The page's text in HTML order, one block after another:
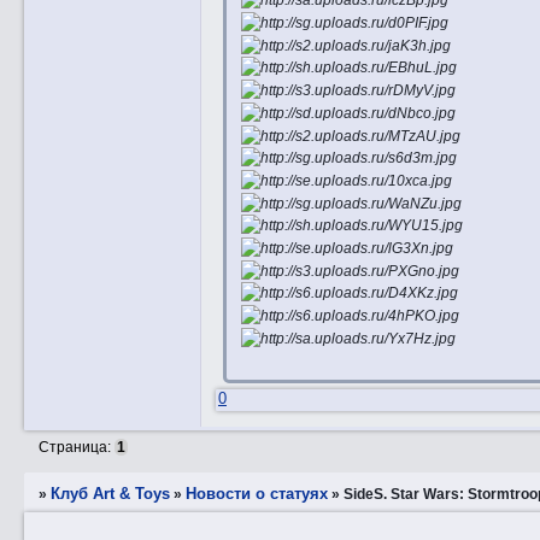
0
Страница: 1
» Клуб Art & Toys » Новости о статуях »SidеS. Star Wars: